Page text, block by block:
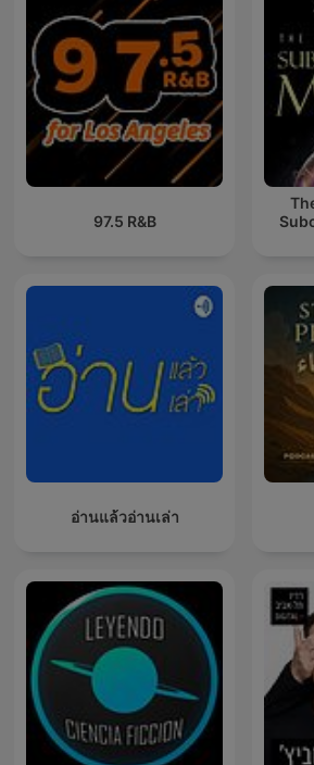
97.5 R&B
อ่านแล้วอ่านเล่า